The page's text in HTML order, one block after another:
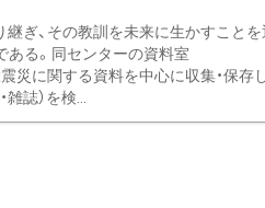
ぎ、その教訓を未来に生かすこと
ある。同センターの資料室
に関する資料を中心に収集・保存
誌）を検...